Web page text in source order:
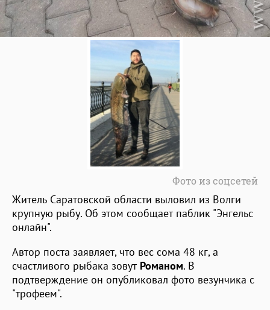
Фото из соцсетей
Житель Саратовской области выловил из Волги
крупную рыбу. Об этом сообщает паблик "Энгельс
онлайн".
Автор поста заявляет, что вес сома 48 кг, а
счастливого рыбака зовут Романом. В
подтверждение он опубликовал фото везунчика с
"трофеем".